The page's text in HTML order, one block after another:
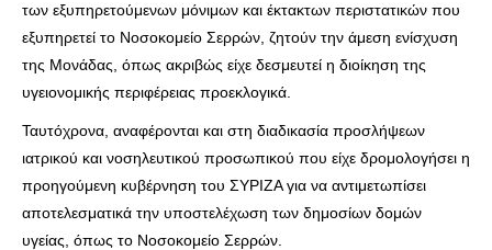
των εξυπηρετούμενων μόνιμων και έκτακτων περιστατικών που
εξυπηρετεί το Νοσοκομείο Σερρών, ζητούν την άμεση ενίσχυση
της Μονάδας, όπως ακριβώς είχε δεσμευτεί η διοίκηση της
υγειονομικής περιφέρειας προεκλογικά.
Ταυτόχρονα, αναφέρονται και στη διαδικασία προσλήψεων
ιατρικού και νοσηλευτικού προσωπικού που είχε δρομολογήσει η
προηγούμενη κυβέρνηση του ΣΥΡΙΖΑ για να αντιμετωπίσει
αποτελεσματικά την υποστελέχωση των δημοσίων δομών
υγείας, όπως το Νοσοκομείο Σερρών.